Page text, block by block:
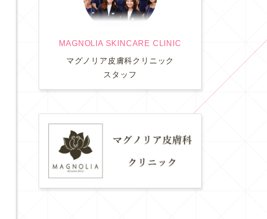
MAGNOLIA SKINCARE CLINIC
マグノリア皮膚科クリニック
スタッフ